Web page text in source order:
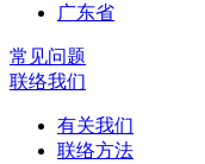
广东省
常见问题
联络我们
有关我们
联络方法